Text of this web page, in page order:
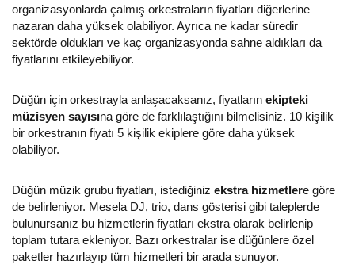
organizasyonlarda çalmış orkestraların fiyatları diğerlerine
nazaran daha yüksek olabiliyor. Ayrıca ne kadar süredir
sektörde oldukları ve kaç organizasyonda sahne aldıkları da
fiyatlarını etkileyebiliyor.
Düğün için orkestrayla anlaşacaksanız, fiyatların ekipteki
müzisyen sayısına göre de farklılaştığını bilmelisiniz. 10 kişilik
bir orkestranın fiyatı 5 kişilik ekiplere göre daha yüksek
olabiliyor.
Düğün müzik grubu fiyatları, istediğiniz ekstra hizmetlere göre
de belirleniyor. Mesela DJ, trio, dans gösterisi gibi taleplerde
bulunursanız bu hizmetlerin fiyatları ekstra olarak belirlenip
toplam tutara ekleniyor. Bazı orkestralar ise düğünlere özel
paketler hazırlayıp tüm hizmetleri bir arada sunuyor.